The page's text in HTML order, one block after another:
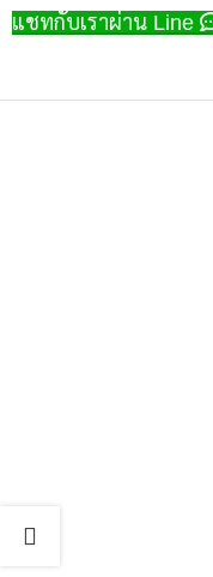
แชทกับเราผ่าน Line